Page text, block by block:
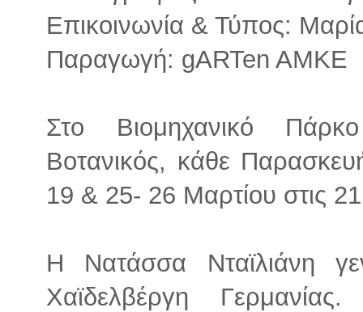
Επικοινωνία & Τύπος:
Παραγωγή: gARTen AMKE
Στο Βιομηχανικό
Βοτανικός, κάθε
19 & 25- 26 Μαρτίου στις
Η Νατάσσα Νταϊλιάνη
Χαϊδελβέργη